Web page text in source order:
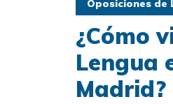
Oposiciones
¿Cómo
Lengua
Madrid?